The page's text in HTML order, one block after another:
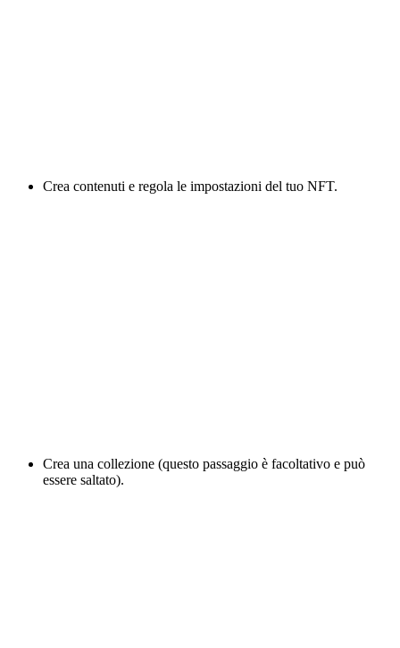
Crea contenuti e regola le impostazioni del tuo NFT.
Crea una collezione (questo passaggio è facoltativo e può
essere saltato).